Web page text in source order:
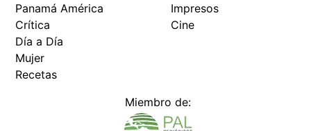
Panamá América
Crítica
Día a Día
Mujer
Recetas
Impresos
Cine
Miembro de: